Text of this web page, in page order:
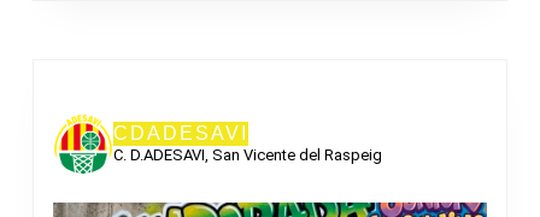
CDADESAVI
C. D.ADESAVI, San Vicente del Raspeig